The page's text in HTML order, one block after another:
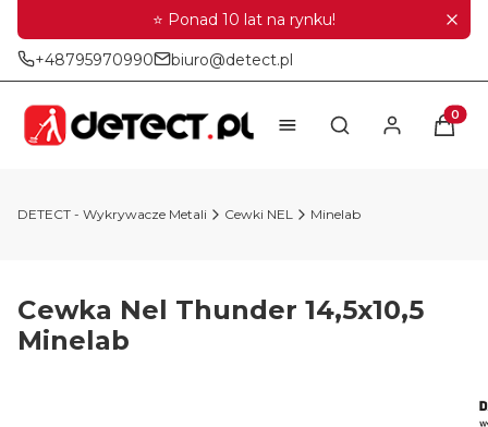
⭐ Ponad 10 lat na rynku!
+48795970990 biuro@detect.pl
Otwórz
DETECT - Wykrywacze Metali Cewki NEL Minelab
Cewka Nel Thunder 14,5x10,5
Minelab